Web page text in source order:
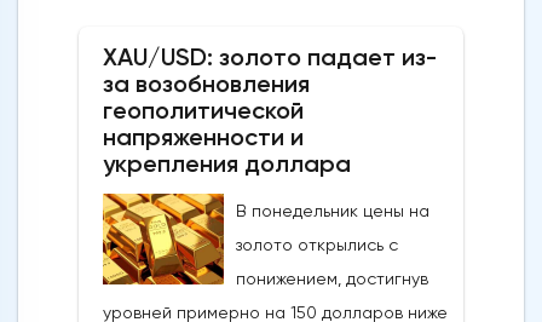
поддержать иену, которая достигла самых
низких уровней с середины 2024 года,
когда проводилась последняя
интервенция. произошло.Сегодняшние
действия следуют недавнему сообщению
о готовности властей вмешаться, когда
пара USDJPY преодолеет сопротивление
XAU/USD: золото падает из-
за возобновления
геополитической
напряженности и
укрепления доллара
В понедельник цены на
золото открылись с
понижением, достигнув
уровней примерно на 150 долларов ниже